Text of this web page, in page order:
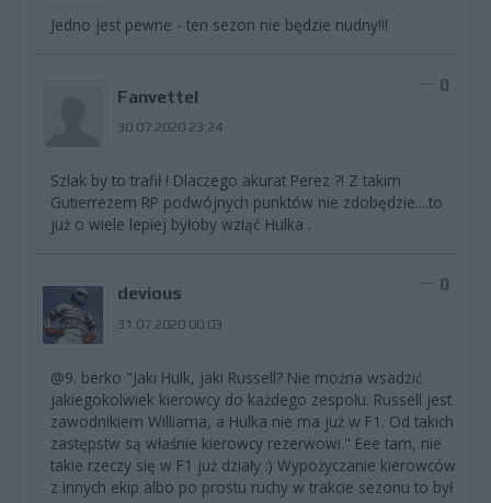
Jedno jest pewne - ten sezon nie będzie nudny!!!
Fanvettel
30.07.2020 23:24
0
Szlak by to trafił ! Dlaczego akurat Perez ?! Z takim
Gutierrezem RP podwójnych punktów nie zdobędzie....to
już o wiele lepiej byłoby wziąć Hulka .
devious
31.07.2020 00:03
0
@9. berko "Jaki Hulk, jaki Russell? Nie można wsadzić
jakiegokolwiek kierowcy do każdego zespołu. Russell jest
zawodnikiem Williama, a Hulka nie ma już w F1. Od takich
zastępstw są właśnie kierowcy rezerwowi." Eee tam, nie
takie rzeczy się w F1 już działy :) Wypożyczanie kierowców
z innych ekip albo po prostu ruchy w trakcie sezonu to był